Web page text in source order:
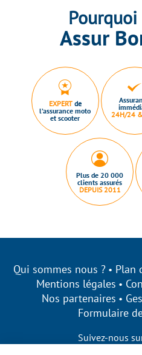
Pourquoi
Assur
EXPERTde
l’assurance moto
et scooter
24H/24
Plus de 20 000
clients assurés
DEPUIS 2011
Qui sommes nous ? Plan
Mentions légales
Nos partenaires
Formulaire
Suivez-nous